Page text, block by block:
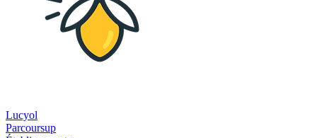
Lucyol
Parcoursup